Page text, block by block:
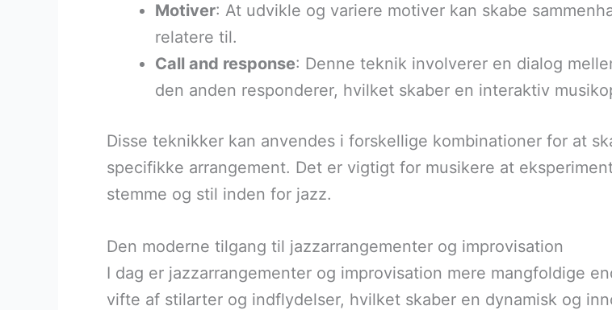
Motiver: At udvikle og variere motiver kan skabe
relatere til.
Call and response: Denne teknik involverer en dialog
den anden responderer, hvilket skaber en interaktiv
Disse teknikker kan anvendes i forskellige kombinationer for at
specifikke arrangement. Det er vigtigt for musikere at
stemme og stil inden for jazz.
Den moderne tilgang til jazzarrangementer og improvisation
I dag er jazzarrangementer og improvisation mere mangfoldige
vifte af stilarter og indflydelser, hvilket skaber en dynamisk og